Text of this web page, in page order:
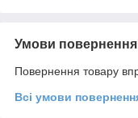
Умови повернення
Повернення товару
Всі умови